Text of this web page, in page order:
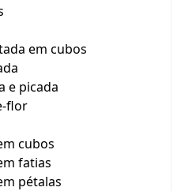
em cubos
e picada
flor
cubos
fatias
pétalas